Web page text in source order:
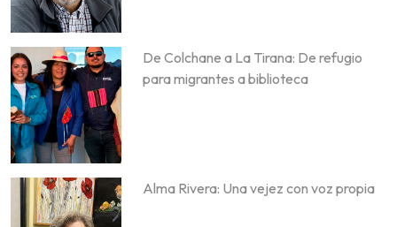
De Colchane a La Tirana: De refugio
para migrantes a biblioteca
Alma Rivera: Una vejez con voz propia